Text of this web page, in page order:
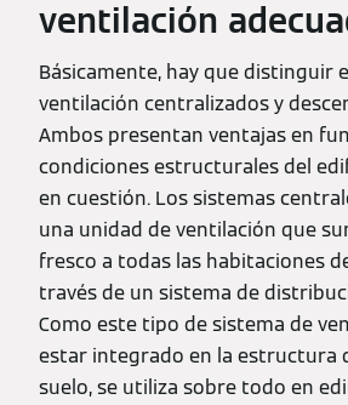
ventilación
Básicamente, hay que distinguir
ventilación centralizados y
Ambos presentan ventajas en
condiciones estructurales del
en cuestión. Los sistemas
una unidad de ventilación que
fresco a todas las habitaciones
través de un sistema de
Como este tipo de sistema de
estar integrado en la estructura
suelo, se utiliza sobre todo en